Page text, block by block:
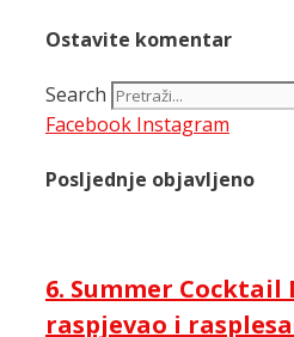
Ostavite komentar
Search
Facebook Instagram
Posljednje objavljeno
6. Summer Cocktail
raspjevao i